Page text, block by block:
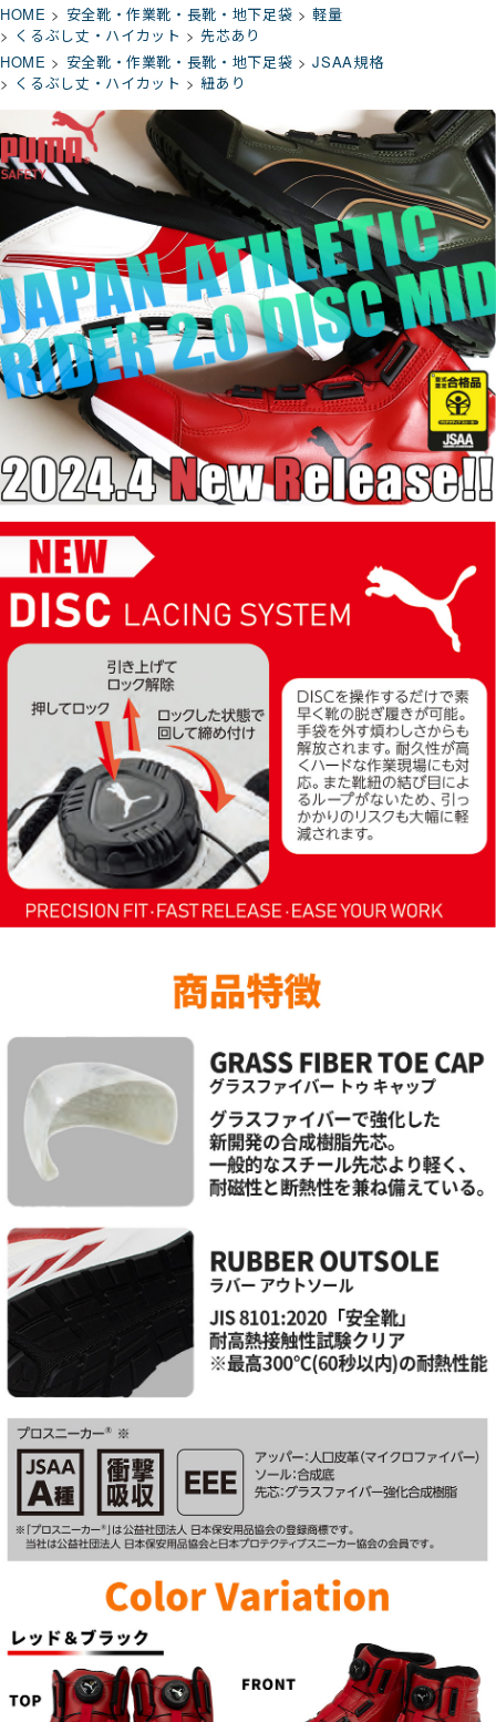
HOME
安全靴・作業靴・長靴・地下足袋
軽量
くるぶし丈・ハイカット
先芯あり
HOME
安全靴・作業靴・長靴・地下足袋
JSAA規格
くるぶし丈・ハイカット
紐あり